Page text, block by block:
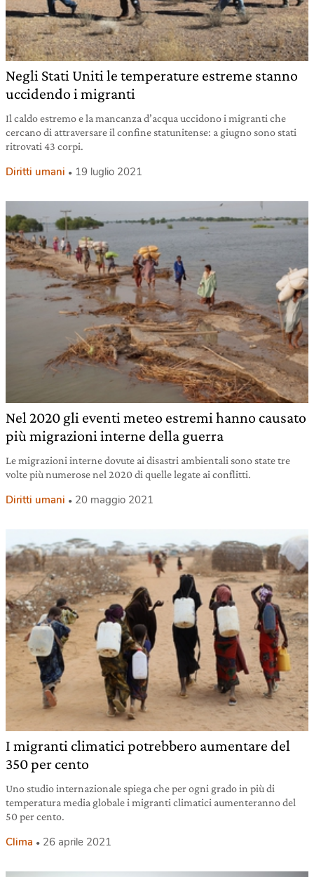
Negli Stati Uniti le temperature estreme stanno
uccidendo i migranti
Il caldo estremo e la mancanza d’acqua uccidono i migranti che
cercano di attraversare il confine statunitense: a giugno sono stati
ritrovati 43 corpi.
Diritti umani 19 luglio 2021
Nel 2020 gli eventi meteo estremi hanno causato
più migrazioni interne della guerra
Le migrazioni interne dovute ai disastri ambientali sono state tre
volte più numerose nel 2020 di quelle legate ai conflitti.
Diritti umani 20 maggio 2021
I migranti climatici potrebbero aumentare del
350 per cento
Uno studio internazionale spiega che per ogni grado in più di
temperatura media globale i migranti climatici aumenteranno del
50 per cento.
Clima 26 aprile 2021